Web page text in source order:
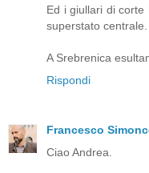
Ed i giullari di
superstato centrale.
A Srebrenica
Rispondi
Francesco
Ciao Andrea.